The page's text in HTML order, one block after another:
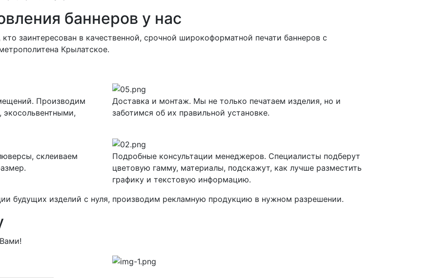
баннеров у нас
заинтересован в качественной, срочной широкоформатной печати баннеров с
Крылатское.
Производим
Доставка и монтаж. Мы не только печатаем изделия, но и
заботимся об их правильной установке.
склеиваем
Подробные консультации менеджеров. Специалисты подберут
цветовую гамму, материалы, подскажут, как лучше разместить
графику и текстовую информацию.
будущих изделий с нуля, производим рекламную продукцию в нужном разрешении.